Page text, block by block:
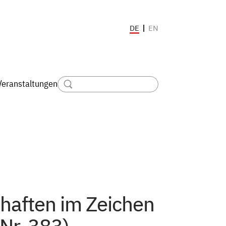
DE EN
im Zeichen